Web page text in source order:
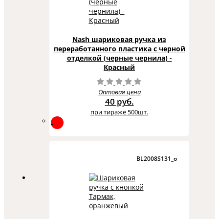
Nash шариковая ручка из
переработанного пластика с черной
отделкой (черные чернила) -
Красный
Оптовая цена
40 руб.
при тираже 500шт.
BL2008S131_o